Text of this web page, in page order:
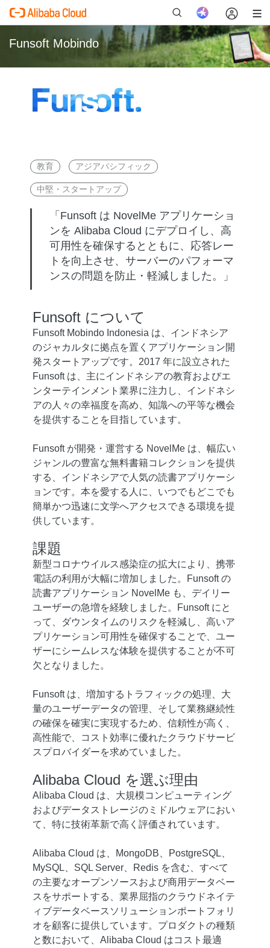
Funsoft Mobindo
教育 アジアパシフィック
中堅・スタートアップ
「Funsoft は NovelMe アプリケーショ
ンを Alibaba Cloud にデプロイし、高
可用性を確保するとともに、応答レー
トを向上させ、サーバーのパフォーマ
ンスの問題を防止・軽減しました。」
Funsoft について
Funsoft Mobindo Indonesia は、インドネシア
のジャカルタに拠点を置くアプリケーション開
発スタートアップです。2017 年に設立された
Funsoft は、主にインドネシアの教育およびエ
ンターテインメント業界に注力し、インドネシ
アの人々の幸福度を高め、知識への平等な機会
を提供することを目指しています。
Funsoft が開発・運営する NovelMe は、幅広い
ジャンルの豊富な無料書籍コレクションを提供
する、インドネシアで人気の読書アプリケーシ
ョンです。本を愛する人に、いつでもどこでも
簡単かつ迅速に文学へアクセスできる環境を提
供しています。
課題
新型コロナウイルス感染症の拡大により、携帯
電話の利用が大幅に増加しました。Funsoft の
読書アプリケーション NovelMe も、デイリー
ユーザーの急増を経験しました。Funsoft にと
って、ダウンタイムのリスクを軽減し、高いア
プリケーション可用性を確保することで、ユー
ザーにシームレスな体験を提供することが不可
欠となりました。
Funsoft は、増加するトラフィックの処理、大
量のユーザーデータの管理、そして業務継続性
の確保を確実に実現するため、信頼性が高く、
高性能で、コスト効率に優れたクラウドサービ
スプロバイダーを求めていました。
Alibaba Cloud を選ぶ理由
Alibaba Cloud は、大規模コンピューティング
およびデータストレージのミドルウェアにおい
て、特に技術革新で高く評価されています。
Alibaba Cloud は、MongoDB、PostgreSQL、
MySQL、SQL Server、Redis を含む、すべて
の主要なオープンソースおよび商用データベー
スをサポートする、業界屈指のクラウドネイテ
ィブデータベースソリューションポートフォリ
オを顧客に提供しています。プロダクトの種類
と数において、Alibaba Cloud はコスト最適